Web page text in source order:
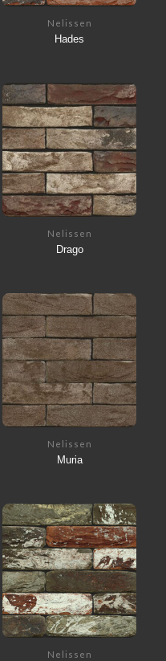
Nelissen
Hades
Nelissen
Drago
Nelissen
Muria
Nelissen